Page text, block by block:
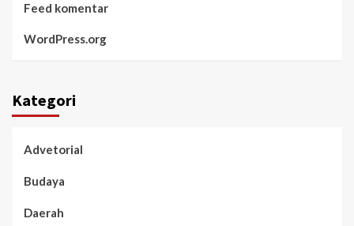
Feed komentar
WordPress.org
Kategori
Advetorial
Budaya
Daerah